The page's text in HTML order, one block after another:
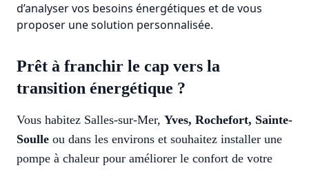
d’analyser vos besoins énergétiques et de vous
proposer une solution personnalisée.
Prêt à franchir le cap vers la
transition énergétique ?
Vous habitez Salles-sur-Mer, Yves, Rochefort, Sainte-
Soulle ou dans les environs et souhaitez installer une
pompe à chaleur pour améliorer le confort de votre